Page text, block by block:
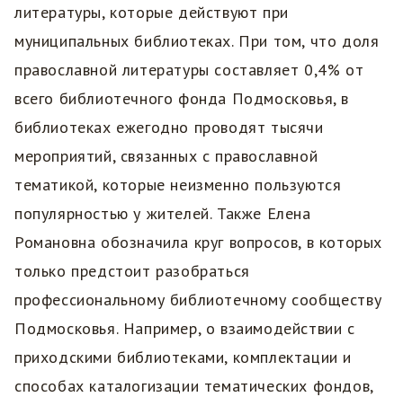
литературы, которые действуют при
муниципальных библиотеках. При том, что доля
православной литературы составляет 0,4% от
всего библиотечного фонда Подмосковья, в
библиотеках ежегодно проводят тысячи
мероприятий, связанных с православной
тематикой, которые неизменно пользуются
популярностью у жителей. Также Елена
Романовна обозначила круг вопросов, в которых
только предстоит разобраться
профессиональному библиотечному сообществу
Подмосковья. Например, о взаимодействии с
приходскими библиотеками, комплектации и
способах каталогизации тематических фондов,